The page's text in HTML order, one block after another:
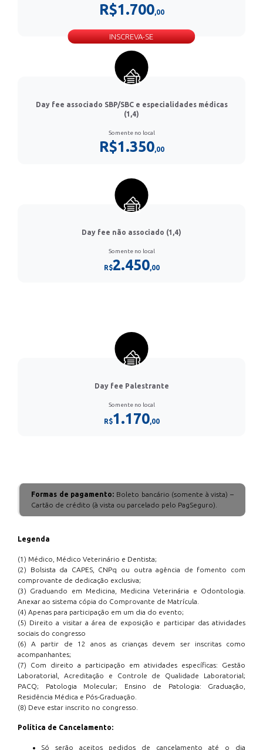
R$1.700,00
INSCREVA-SE
Day fee associado SBP/SBC e especialidades médicas
(1,4)
Somente no local
R$1.350,00
Day fee não associado (1,4)
Somente no local
R$2.450,00
Day fee Palestrante
Somente no local
R$1.170,00
Formas de pagamento: Boleto bancário (somente à vista) –
Cartão de crédito (à vista ou parcelado pelo PagSeguro).
Legenda
(1) Médico, Médico Veterinário e Dentista;
(2) Bolsista da CAPES, CNPq ou outra agência de fomento com
comprovante de dedicação exclusiva;
(3) Graduando em Medicina, Medicina Veterinária e Odontologia.
Anexar ao sistema cópia do Comprovante de Matrícula.
(4) Apenas para participação em um dia do evento;
(5) Direito a visitar a área de exposição e participar das atividades
sociais do congresso
(6) A partir de 12 anos as crianças devem ser inscritas como
acompanhantes;
(7) Com direito a participação em atividades específicas: Gestão
Laboratorial, Acreditação e Controle de Qualidade Laboratorial;
PACQ; Patologia Molecular; Ensino de Patologia: Graduação,
Residência Médica e Pós-Graduação.
(8) Deve estar inscrito no congresso.
Política de Cancelamento:
Só serão aceitos pedidos de cancelamento até o dia